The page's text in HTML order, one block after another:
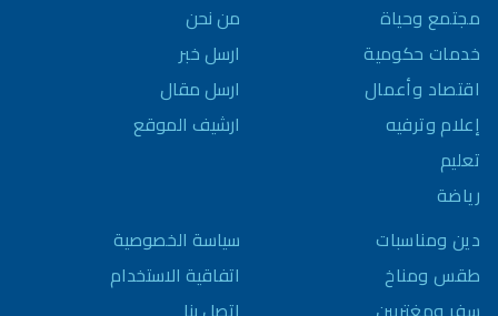
مجتمع وحياة
خدمات حكومية
اقتصاد وأعمال
إعلام وترفيه
تعليم
رياضة
دين ومناسبات
طقس ومناخ
من نحن
ارسل خبر
ارسل مقال
ارشيف الموقع
سياسة الخصوصية
اتفاقية الاستخدام